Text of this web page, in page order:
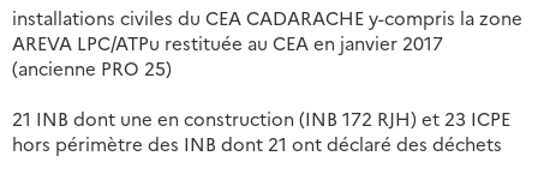
installations civiles du CEA CADARACHE y-compris la zone
AREVA LPC/ATPu restituée au CEA en janvier 2017
(ancienne PRO 25)
21 INB dont une en construction (INB 172 RJH) et 23 ICPE
hors périmètre des INB dont 21 ont déclaré des déchets